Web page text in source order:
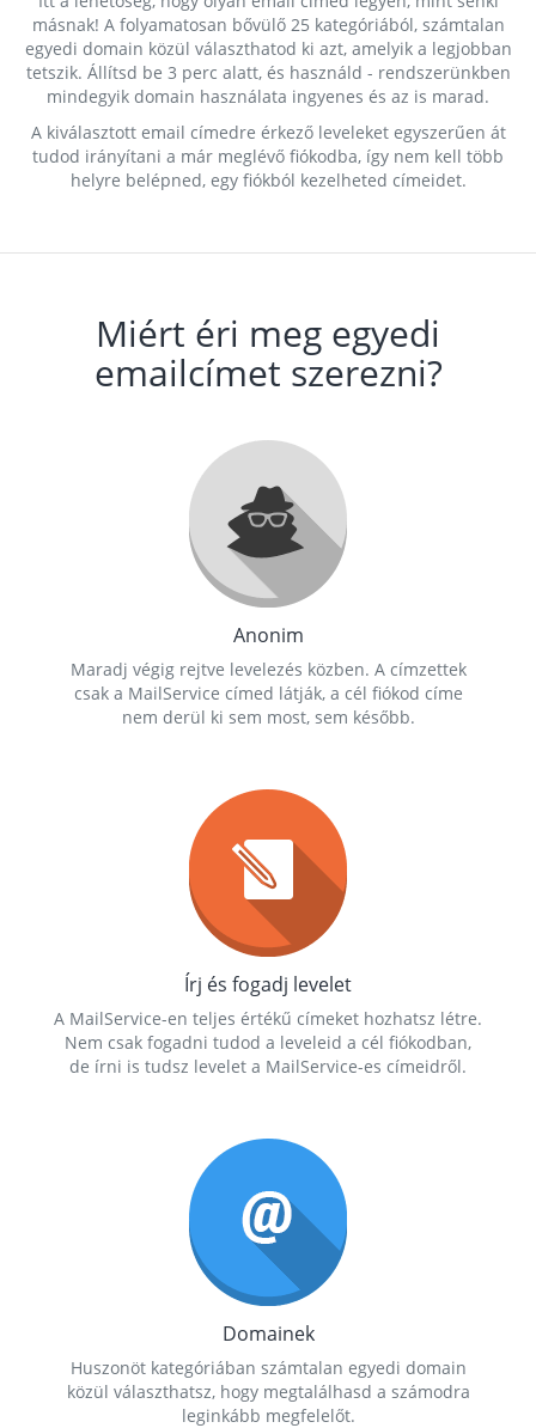
másnak! A folyamatosan bővülő 25 kategóriából, számtalan
egyedi domain közül választhatod ki azt, amelyik a legjobban
tetszik. Állítsd be 3 perc alatt, és használd - rendszerünkben
mindegyik domain használata ingyenes és az is marad.
A kiválasztott email címedre érkező leveleket egyszerűen át
tudod irányítani a már meglévő fiókodba, így nem kell több
helyre belépned, egy fiókból kezelheted címeidet.
Miért éri meg egyedi
emailcímet szerezni?
Anonim
Maradj végig rejtve levelezés közben. A címzettek
csak a MailService címed látják, a cél fiókod címe
nem derül ki sem most, sem később.
Írj és fogadj levelet
A MailService-en teljes értékű címeket hozhatsz létre.
Nem csak fogadni tudod a leveleid a cél fiókodban,
de írni is tudsz levelet a MailService-es címeidről.
Domainek
Huszonöt kategóriában számtalan egyedi domain
közül választhatsz, hogy megtalálhasd a számodra
leginkább megfelelőt.